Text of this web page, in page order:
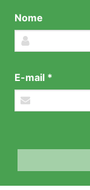
Nome
E-mail *